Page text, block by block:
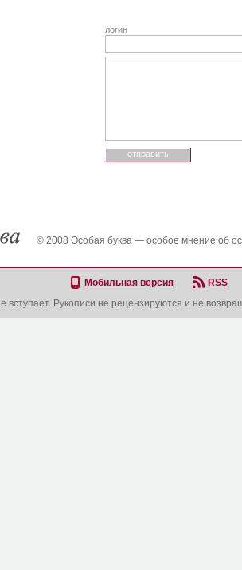
логин
© 2008 Особая буква — особое мнение об
Мобильная версия
RSS
вступает. Рукописи не рецензируются и не